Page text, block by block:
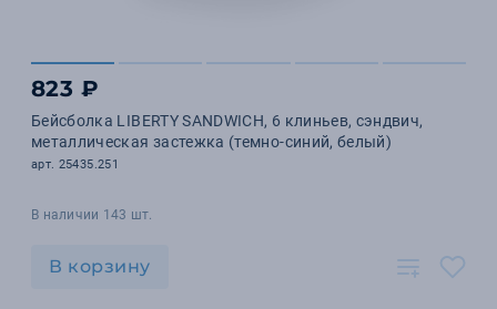
823 ₽
Бейсболка LIBERTY SANDWICH, 6 клиньев, сэндвич,
металлическая застежка (темно-синий, белый)
арт. 25435.251
В наличии 143 шт.
В корзину